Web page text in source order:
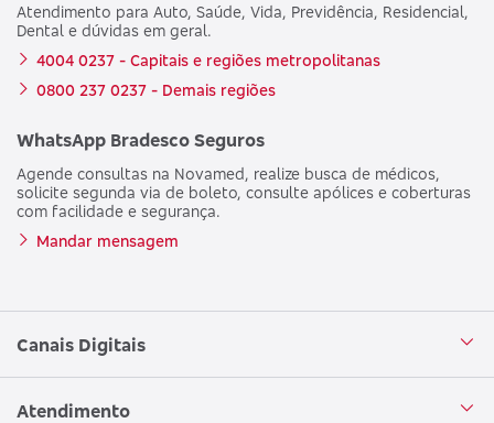
Atendimento para Auto, Saúde, Vida, Previdência, Residencial,
Dental e dúvidas em geral.
4004 0237 - Capitais e regiões metropolitanas
0800 237 0237 - Demais regiões
WhatsApp Bradesco Seguros
Agende consultas na Novamed, realize busca de médicos,
solicite segunda via de boleto, consulte apólices e coberturas
com facilidade e segurança.
Mandar mensagem
Canais Digitais
Aplicativo Bradesco Seguros
Atendimento